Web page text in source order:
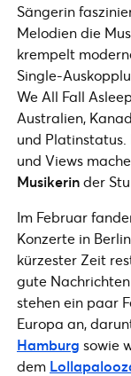
Sängerin
Melodien die
krempelt
Single-
We All Fall
Australien,
und Platinstatus.
und Views
Musikerinder
Im Februar
Konzerte in
kürzester Zeit
gute
stehen ein paar
Europa an,
Hamburg sowie
dem